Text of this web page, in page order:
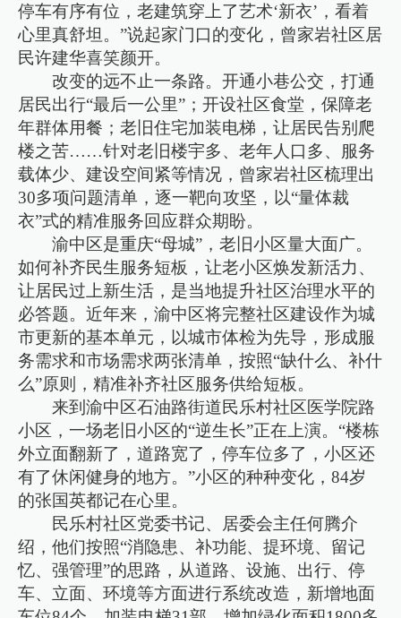
停车有序有位，老建筑穿上了艺术‘新衣’，看着
心里真舒坦。”说起家门口的变化，曾家岩社区居
民许建华喜笑颜开。
改变的远不止一条路。开通小巷公交，打通
居民出行“最后一公里”；开设社区食堂，保障老
年群体用餐；老旧住宅加装电梯，让居民告别爬
楼之苦……针对老旧楼宇多、老年人口多、服务
载体少、建设空间紧等情况，曾家岩社区梳理出
30多项问题清单，逐一靶向攻坚，以“量体裁
衣”式的精准服务回应群众期盼。
渝中区是重庆“母城”，老旧小区量大面广。
如何补齐民生服务短板，让老小区焕发新活力、
让居民过上新生活，是当地提升社区治理水平的
必答题。近年来，渝中区将完整社区建设作为城
市更新的基本单元，以城市体检为先导，形成服
务需求和市场需求两张清单，按照“缺什么、补什
么”原则，精准补齐社区服务供给短板。
来到渝中区石油路街道民乐村社区医学院路
小区，一场老旧小区的“逆生长”正在上演。“楼栋
外立面翻新了，道路宽了，停车位多了，小区还
有了休闲健身的地方。”小区的种种变化，84岁
的张国英都记在心里。
民乐村社区党委书记、居委会主任何腾介
绍，他们按照“消隐患、补功能、提环境、留记
忆、强管理”的思路，从道路、设施、出行、停
车、立面、环境等方面进行系统改造，新增地面